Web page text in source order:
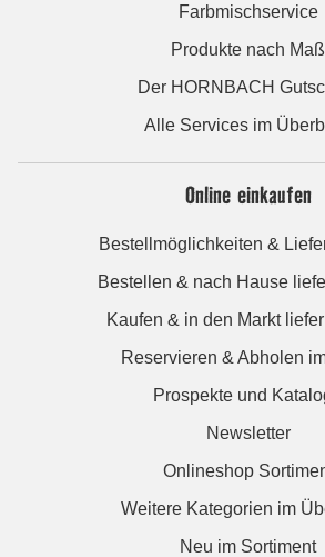
Farbmischservice
Produkte nach Maß
Der HORNBACH
Alle Services im
Online einkaufen
Bestellmöglichkeiten &
Bestellen & nach Hause
Kaufen & in den Markt
Reservieren & Abholen
Prospekte und
Newsletter
Onlineshop
Weitere Kategorien im
Neu im Sortiment